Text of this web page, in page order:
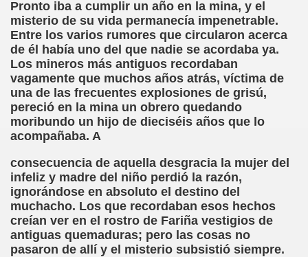
Pronto iba a cumplir un año en la mina, y el
misterio de su vida permanecía impenetrable.
Entre los varios rumores que circularon acerca
de él había uno del que nadie se acordaba ya.
Los mineros más antiguos recordaban
vagamente que muchos años atrás, víctima de
una de las frecuentes explosiones de grisú,
pereció en la mina un obrero quedando
moribundo un hijo de dieciséis años que lo
acompañaba. A
consecuencia de aquella desgracia la mujer del
infeliz y madre del niño perdió la razón,
ignorándose en absoluto el destino del
muchacho. Los que recordaban esos hechos
creían ver en el rostro de Fariña vestigios de
antiguas quemaduras; pero las cosas no
pasaron de allí y el misterio subsistió siempre.
(José Molina Torres)
San Luis Gonzaga de la ONCE (José Molina Torres)
Figueroa)
(Andrea Muñoz Fernández)
Jesús Cañamares Muñoz)
Muñoz)
torres)
de Papel (José Molina Torres)